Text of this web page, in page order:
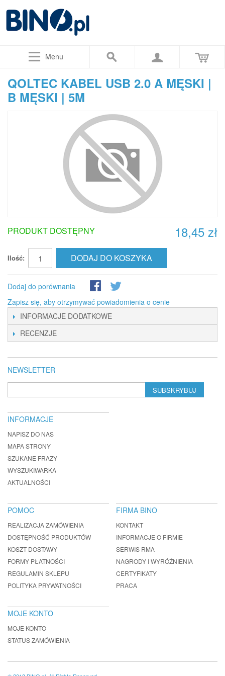
Menu
QOLTEC KABEL USB 2.0 A MĘSKI |
B MĘSKI | 5M
18,45 zł
PRODUKT DOSTĘPNY
Ilość: DODAJ DO KOSZYKA
Dodaj do porównania
Zapisz się, aby otrzymywać powiadomienia o cenie
INFORMACJE DODATKOWE
RECENZJE
NEWSLETTER
SUBSKRYBUJ
INFORMACJE
NAPISZ DO NAS
MAPA STRONY
SZUKANE FRAZY
WYSZUKIWARKA
AKTUALNOŚCI
POMOC
REALIZACJA ZAMÓWIENIA
DOSTĘPNOŚĆ PRODUKTÓW
KOSZT DOSTAWY
FORMY PŁATNOŚCI
REGULAMIN SKLEPU
POLITYKA PRYWATNOŚCI
FIRMA BINO
KONTAKT
INFORMACJE O FIRMIE
SERWIS RMA
NAGRODY I WYRÓŻNIENIA
CERTYFIKATY
PRACA
MOJE KONTO
MOJE KONTO
STATUS ZAMÓWIENIA